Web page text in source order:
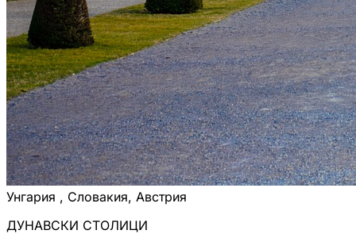
Унгария , Словакия, Австрия
ДУНАВСКИ СТОЛИЦИ